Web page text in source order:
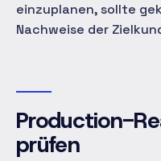
einzuplanen, sollte
Nachweise der
Production-
prüfen